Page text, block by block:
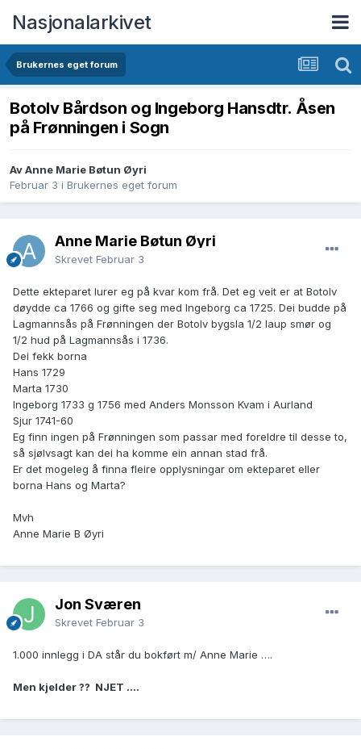
Nasjonalarkivet
Brukernes eget forum
Botolv Bårdson og Ingeborg Hansdtr. Åsen
på Frønningen i Sogn
Av Anne Marie Bøtun Øyri
Februar 3 i Brukernes eget forum
Anne Marie Bøtun Øyri
Skrevet Februar 3
Dette ekteparet lurer eg på kvar kom frå. Det eg veit er at Botolv
døydde ca 1766 og gifte seg med Ingeborg ca 1725. Dei budde på
Lagmannsås på Frønningen der Botolv bygsla 1/2 laup smør og
1/2 hud på Lagmannsås i 1736.
Dei fekk borna
Hans 1729
Marta 1730
Ingeborg 1733 g 1756 med Anders Monsson Kvam i Aurland
Sjur 1741-60
Eg finn ingen på Frønningen som passar med foreldre til desse to,
så sjølvsagt kan dei ha komme ein annan stad frå.
Er det mogeleg å finna fleire opplysningar om ekteparet eller
borna Hans og Marta?
Mvh
Anne Marie B Øyri
Jon Sværen
Skrevet Februar 3
1.000 innlegg i DA står du bokført m/ Anne Marie ….
Men kjelder ?? NJET ….